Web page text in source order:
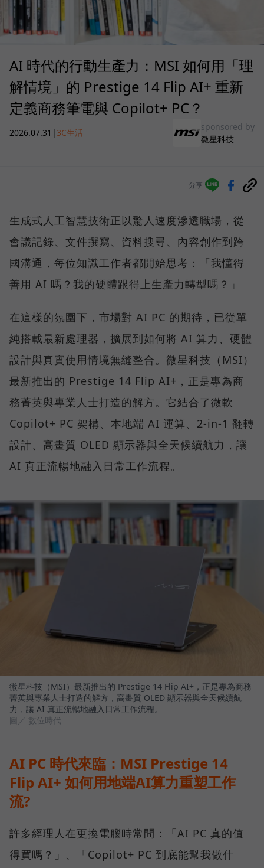
AI 時代的行動生產力：MSI 如何用「理
解情境」的 Prestige 14 Flip AI+ 重新
定義商務筆電與 Copilot+ PC？
2026.07.31 | 3C生活
sponsored by
微星科技
分享
生成式人工智慧技術正以驚人速度滲透職場，從
會議記錄、文件撰寫、資料搜尋、內容創作到跨
國溝通，每位知識工作者都開始思考：「我懂得
善用 AI 嗎？我的硬體跟得上生產力轉型嗎？」
在這樣的氛圍下，市場對 AI PC 的期待，已從單
純搭載最新處理器，擴展到如何將 AI 算力、硬體
設計與真實使用情境無縫整合。微星科技（MSI）
最新推出的 Prestige 14 Flip AI+，正是專為商
務菁英與專業人士打造的解方。它結合了微軟
Copilot+ PC 架構、本地端 AI 運算、2-in-1 翻轉
設計、高畫質 OLED 顯示器與全天候續航力，讓
AI 真正流暢地融入日常工作流程。
微星科技（MSI）最新推出的 Prestige 14 Flip AI+，正是專為商務
菁英與專業人士打造的解方，高畫質 OLED 顯示器與全天候續航
力，讓 AI 真正流暢地融入日常工作流程。
圖／ 數位時代
AI PC 時代來臨：MSI Prestige 14
Flip AI+ 如何用地端AI算力重塑工作
流?
許多經理人在更換電腦時常問：「AI PC 真的值
得買嗎？」、「Copilot+ PC 到底能幫我做什